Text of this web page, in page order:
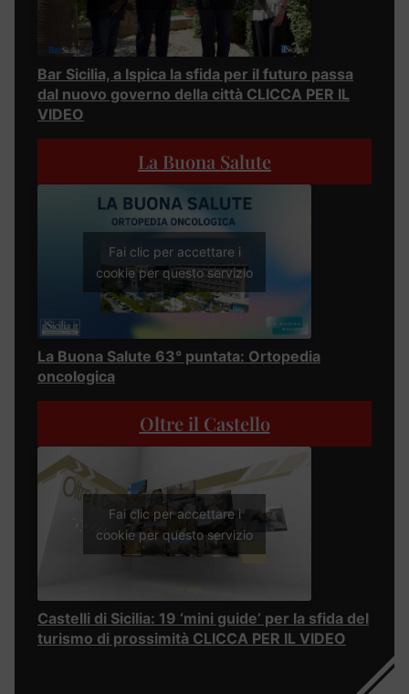
Bar Sicilia, a Ispica la sfida per il futuro passa
dal nuovo governo della città CLICCA PER IL
VIDEO
La Buona Salute
Fai clic per accettare i
cookie per questo servizio
La Buona Salute 63° puntata: Ortopedia
oncologica
Oltre il Castello
Fai clic per accettare i
cookie per questo servizio
Castelli di Sicilia: 19 ‘mini guide’ per la sfida del
turismo di prossimità CLICCA PER IL VIDEO